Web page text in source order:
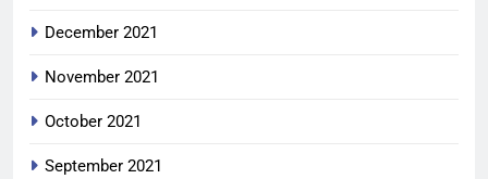
December 2021
November 2021
October 2021
September 2021